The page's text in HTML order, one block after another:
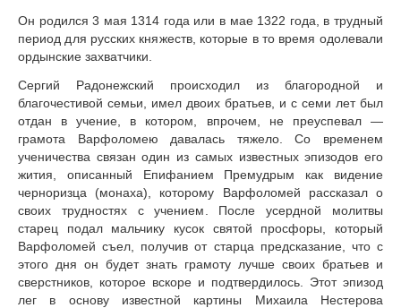
Он родился 3 мая 1314 года или в мае 1322 года, в трудный
период для русских княжеств, которые в то время одолевали
ордынские захватчики.
Сергий Радонежский происходил из благородной и
благочестивой семьи, имел двоих братьев, и с семи лет был
отдан в учение, в котором, впрочем, не преуспевал —
грамота Варфоломею давалась тяжело. Со временем
ученичества связан один из самых известных эпизодов его
жития, описанный Епифанием Премудрым как видение
черноризца (монаха), которому Варфоломей рассказал о
своих трудностях с учением. После усердной молитвы
старец подал мальчику кусок святой просфоры, который
Варфоломей съел, получив от старца предсказание, что с
этого дня он будет знать грамоту лучше своих братьев и
сверстников, которое вскоре и подтвердилось. Этот эпизод
лег в основу известной картины Михаила Нестерова